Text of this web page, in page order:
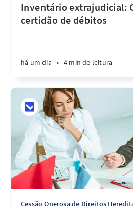
Inventário extrajudicial:
certidão de débitos
há um dia • 4 min de leitura
Cessão Onerosa de Direitos